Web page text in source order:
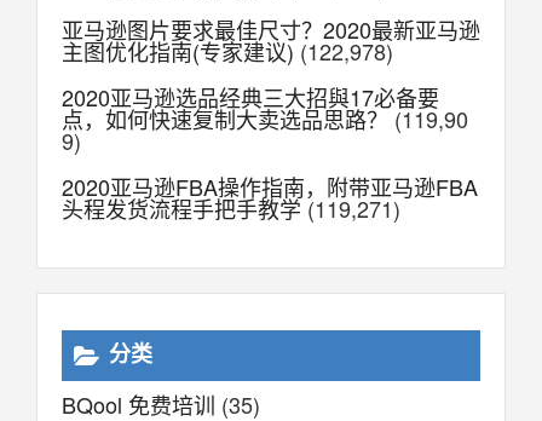
亚马逊图片要求最佳尺寸？2020最新亚马逊
主图优化指南(专家建议) (122,978)
2020亚马逊选品经典三大招與17必备要
点，如何快速复制大卖选品思路？ (119,90
9)
2020亚马逊FBA操作指南，附带亚马逊FBA
头程发货流程手把手教学(119,271)
分类
BQool 免费培训 (35)